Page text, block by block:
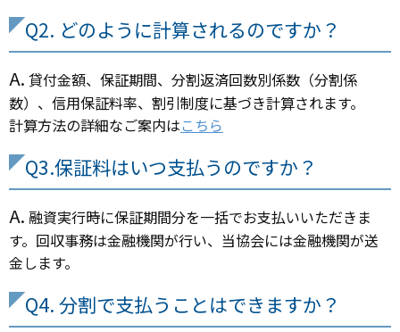
Q2. どのように計算されるのですか？
A. 貸付金額、保証期間、分割返済回数別係数（分割係
数）、信用保証料率、割引制度に基づき計算されます。
計算方法の詳細なご案内はこちら
Q3.保証料はいつ支払うのですか？
A. 融資実行時に保証期間分を一括でお支払いいただきま
す。回収事務は金融機関が行い、当協会には金融機関が送
金します。
Q4. 分割で支払うことはできますか？